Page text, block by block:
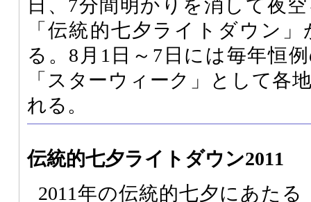
日、7分間明かりを消して夜
「伝統的七夕ライトダウン
る。8月1日～7日には毎年恒
「スターウィーク」として各
れる。
伝統的七夕ライトダウン2011
2011年の伝統的七夕にあたる